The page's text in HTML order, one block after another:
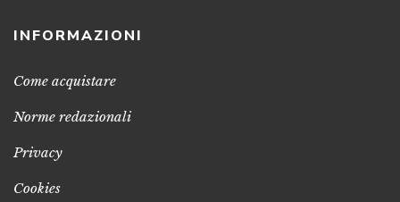
INFORMAZIONI
Come acquistare
Norme redazionali
Privacy
Cookies